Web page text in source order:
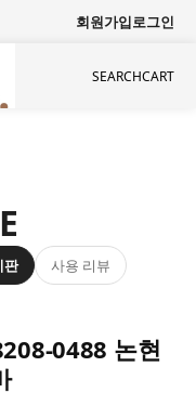
회원가입로그인
SEARCHCART
판 사용 리뷰
0488 논현